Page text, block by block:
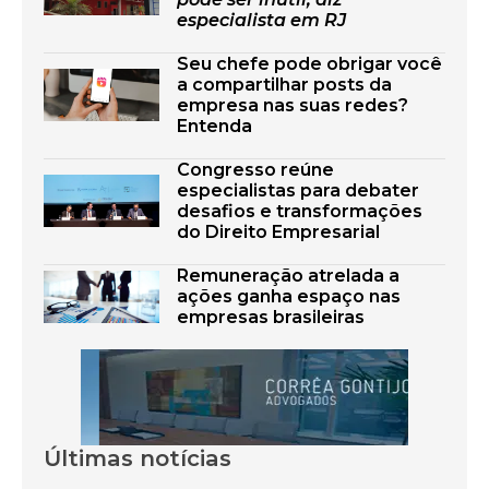
especialista em RJ
Seu chefe pode obrigar você
a compartilhar posts da
empresa nas suas redes?
Entenda
Congresso reúne
especialistas para debater
desafios e transformações
do Direito Empresarial
Remuneração atrelada a
ações ganha espaço nas
empresas brasileiras
Últimas notícias